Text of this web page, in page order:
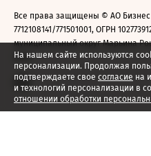
На нашем сайте используются
персонализации. Продолжая
подтверждаете свое согласие на
и технологий персонализации в
отношении обработки
Все права защищены © АО
7712108141/771501001, ОГРН
муниципальный округ Марьина
2026